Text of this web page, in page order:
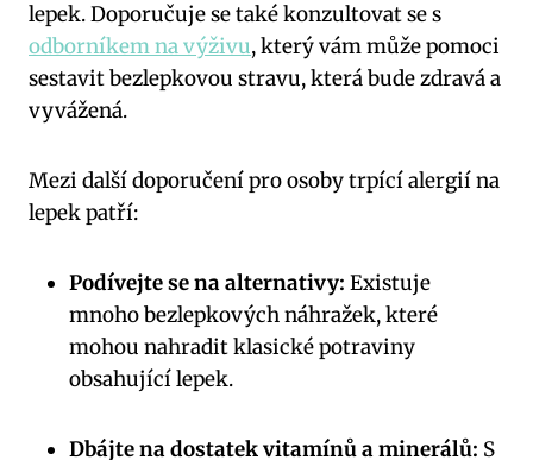
lepek. Doporučuje se také konzultovat se s
odborníkem na výživu, který vám může pomoci
sestavit bezlepkovou stravu, která bude zdravá a
vyvážená.
Mezi další doporučení pro osoby trpící alergií na
lepek patří:
Podívejte se na alternativy: Existuje
mnoho bezlepkových náhražek, které
mohou nahradit klasické potraviny
obsahující lepek.
Dbájte na dostatek vitamínů a minerálů: S